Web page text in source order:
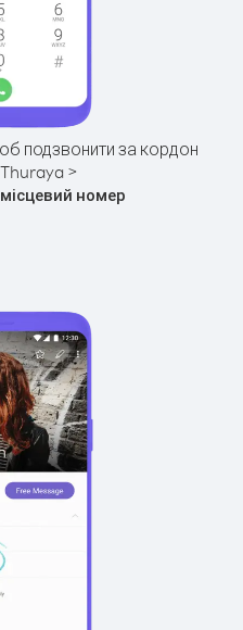
подзвонити за кордон
>
місцевий номер